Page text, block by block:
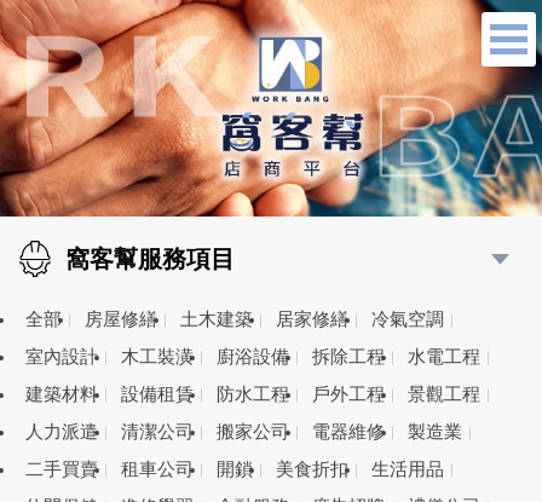
窩客幫服務項目
全部 房屋修繕 土木建築 居家修繕
冷氣空調
室內設計
木工裝潢 廚浴設備 拆除工程
水電工程
建築材料
設備租賃 防水工程 戶外工程
景觀工程
人力派遣
清潔公司 搬家公司 電器維修
製造業
二手買賣
租車公司 開鎖 美食折扣
生活用品